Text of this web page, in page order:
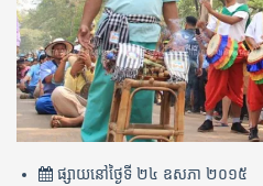
ផ្សាយនៅថ្ងៃទី ២៤ ឧសភា ២០១៥